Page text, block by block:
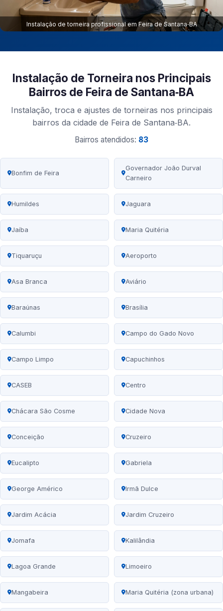
Instalação de torneira profissional em Feira de Santana‑BA
Instalação de Torneira nos Principais
Bairros de Feira de Santana‑BA
Instalação, troca e ajustes de torneiras nos principais
bairros da cidade de Feira de Santana‑BA.
Bairros atendidos: 83
Bonfim de Feira
Governador João Durval
Carneiro
Humildes Jaguara
Jaíba Maria Quitéria
Tiquaruçu Aeroporto
Asa Branca Aviário
Baraúnas Brasília
Calumbi Campo do Gado Novo
Campo Limpo Capuchinhos
CASEB Centro
Chácara São Cosme Cidade Nova
Conceição Cruzeiro
Eucalipto Gabriela
George Américo Irmã Dulce
Jardim Acácia Jardim Cruzeiro
Jomafa Kalilândia
Lagoa Grande Limoeiro
Mangabeira Maria Quitéria (zona urbana)